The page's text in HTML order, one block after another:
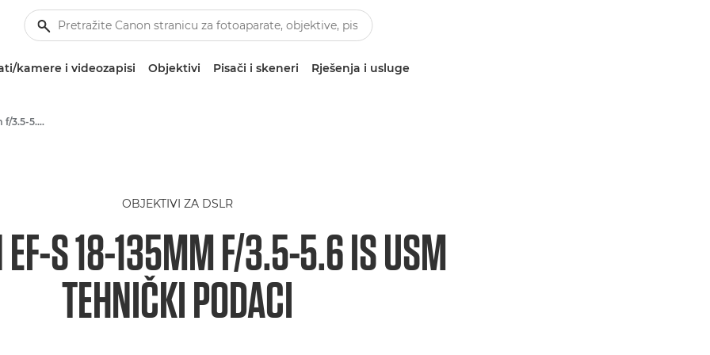
kamere i videozapisi Objektivi Pisači i skeneri Rješenja i usluge
Canon EF-S 18-135mm f/3.5-5.6 IS USM - Objektivi - objektivi za kamere i fotoaparate
OBJEKTIVI ZA DSLR
EF-S 18-135MM F/3.5-5.6 IS USM
TEHNIČKI PODACI